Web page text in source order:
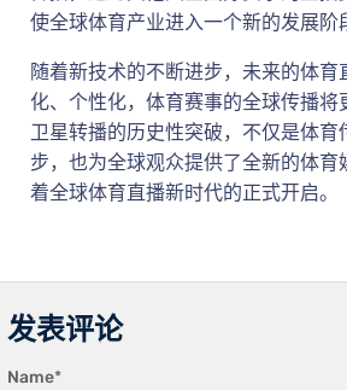
使全球体育产业进入一个新的发展阶
随着新技术的不断进步，未来的体育
化、个性化，体育赛事的全球传播将
卫星转播的历史性突破，不仅是体育
步，也为全球观众提供了全新的体育
着全球体育直播新时代的正式开启。
发表评论
Name*